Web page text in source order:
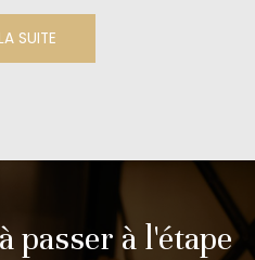
SUITE
passer à l'étape